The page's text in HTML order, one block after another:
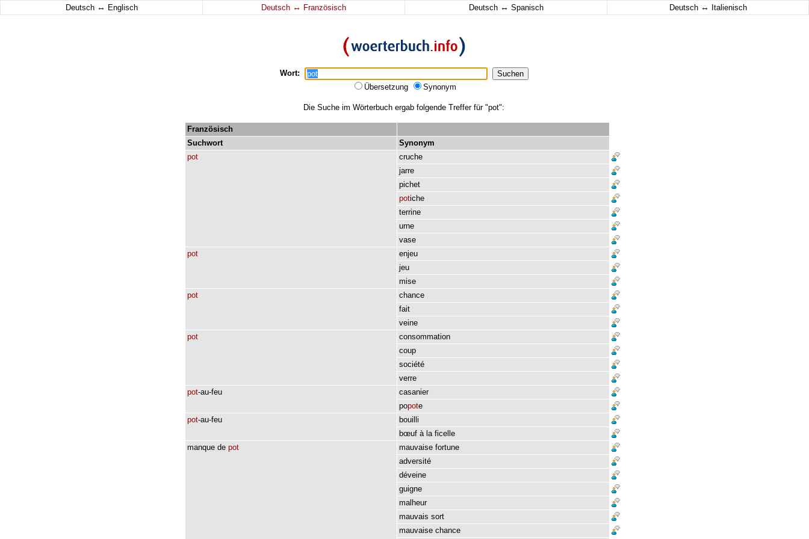
Deutsch ↔ Englisch Deutsch ↔ Französisch Deutsch ↔ Spanisch Deutsch ↔ Italienisch
Wort:
Übersetzung
Synonym
Die Suche im Wörterbuch ergab folgende Treffer für "pot":
Französisch
Suchwort
Synonym
pot
cruche
jarre
pichet
potiche
terrine
urne
vase
pot
enjeu
jeu
mise
pot
chance
fait
veine
pot
consommation
coup
société
verre
pot-au-feu
casanier
popote
pot-au-feu
bouilli
bœuf à la ficelle
manque de pot mauvaise fortune
adversité
déveine
guigne
malheur
mauvais sort
mauvaise chance